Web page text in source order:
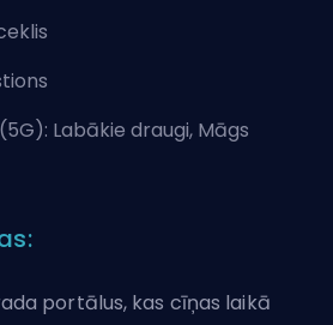
Labākie draugi, Māgs
portālus, kas cīņas laikā